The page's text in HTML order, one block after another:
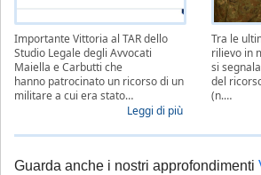
Importante Vittoria al TAR dello
Studio Legale degli Avvocati
Maiella e Carbutti che
hanno patrocinato un ricorso di un
militare a cui era stato…
Leggi di più
Tra le
rilievo in
si
del
(n.…
Guarda anche i nostri approfondimenti